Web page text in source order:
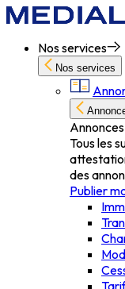
Nos services
Nos services
Tous les
des
Publier